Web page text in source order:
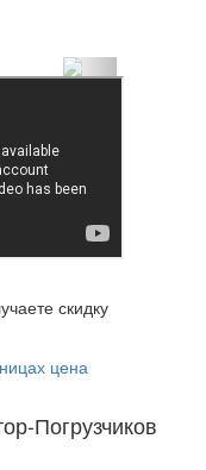
скидку
цена
Погрузчиков